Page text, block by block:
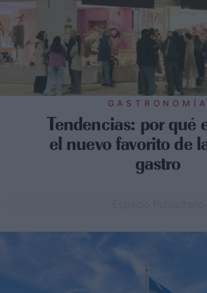
GASTRONOMÍA
Tendencias: por qué
el nuevo favorito de
gastro